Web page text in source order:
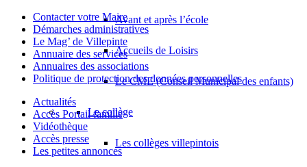
Avant et après l’école
Accueils de Loisirs
Le CME (Conseil Municipal des enfants)
Le collège
Les collèges villepintois
Contacter votre Maire
Démarches administratives
Le Mag’ de Villepinte
Annuaire des services
Annuaires des associations
Politique de protection des données personnelles
Actualités
Accès Portail famille
Vidéothèque
Accès presse
Les petites annonces